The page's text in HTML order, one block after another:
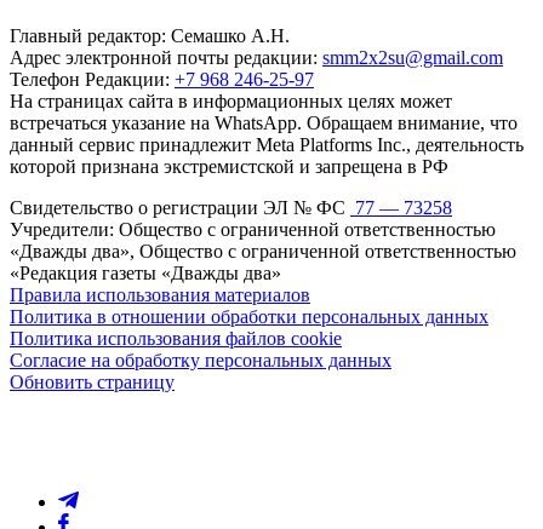
Главный редактор: Семашко А.Н.
Адрес электронной почты редакции: smm2x2su@gmail.com
Телефон Редакции: +7 968 246-25-97
На страницах сайта в информационных целях может
встречаться указание на WhatsApp. Обращаем внимание, что
данный сервис принадлежит Meta Platforms Inc., деятельность
которой признана экстремистской и запрещена в РФ
Свидетельство о регистрации ЭЛ № ФС 77 — 73258
Учредители: Общество с ограниченной ответственностью
«Дважды два», Общество с ограниченной ответственностью
«Редакция газеты «Дважды два»
Правила использования материалов
Политика в отношении обработки персональных данных
Политика использования файлов cookie
Согласие на обработку персональных данных
Обновить страницу